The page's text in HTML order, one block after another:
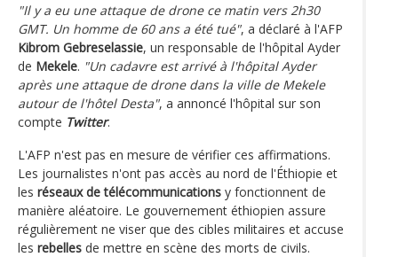
"Il y a eu une attaque de drone ce matin vers 2h30
GMT. Un homme de 60 ans a été tué", a déclaré à l'AFP
Kibrom Gebreselassie, un responsable de l'hôpital Ayder
de Mekele. "Un cadavre est arrivé à l'hôpital Ayder
après une attaque de drone dans la ville de Mekele
autour de l'hôtel Desta", a annoncé l'hôpital sur son
compte Twitter.
L'AFP n'est pas en mesure de vérifier ces affirmations.
Les journalistes n'ont pas accès au nord de l'Éthiopie et
les réseaux de télécommunications y fonctionnent de
manière aléatoire. Le gouvernement éthiopien assure
régulièrement ne viser que des cibles militaires et accuse
les rebelles de mettre en scène des morts de civils.